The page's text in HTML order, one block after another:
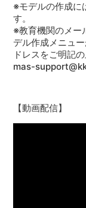
※モデルの作成に
す。
※教育機関のメー
デル作成メニュ
ドレスをご明記の
mas-
【動画配信】